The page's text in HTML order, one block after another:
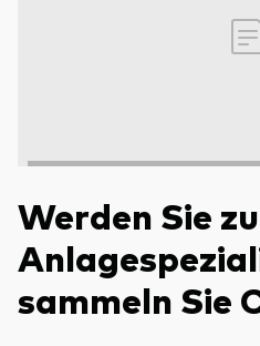
Werden Sie
sammeln Sie